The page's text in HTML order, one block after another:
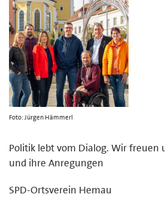
Foto: Jürgen Hämmerl
Politik lebt vom Dialog. Wir freuen
und ihre Anregungen
SPD-Ortsverein Hemau